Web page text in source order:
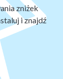
zniżek
i znajdź